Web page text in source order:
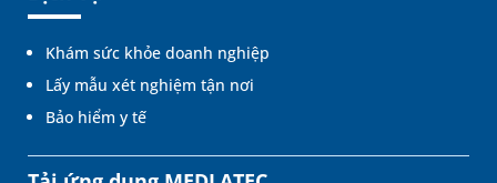
Khám sức khỏe doanh nghiệp
Lấy mẫu xét nghiệm tận nơi
Bảo hiểm y tế